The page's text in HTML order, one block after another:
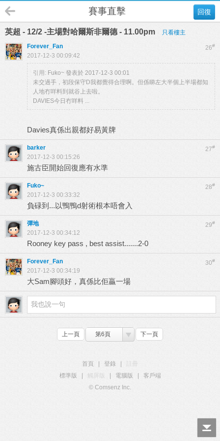
回復
賽事直擊
英超 - 12/2 -主場對哈爾斯非爾德 - 11.00pm 只看樓主
26#
Forever_Fan
2017-12-3 00:09:42
引用: Fuko~ 發表於 2017-12-3 00:01
未交過手，初段保守D我都覺得合理啊。但係睇左大半個上半場都知
人地冇咩料到就谷上去啦。
DAVIES今日冇咩料 ...
Davies真係出親都好易黃牌
27#
barker
2017-12-3 00:15:26
施古臣開始回復應有水準
28#
Fuko~
2017-12-3 00:33:32
負碌到...以鴨鴨d射術根本唔會入
29#
彈地
2017-12-3 00:34:12
Rooney key pass , best assist.......2-0
30#
Forever_Fan
2017-12-3 00:34:19
大Sam腳頭好，真係比佢贏一場
上一頁 第6頁 下一頁
首頁 登錄
標準版
觸屏版 電腦版
客戶端
© Comsenz Inc.